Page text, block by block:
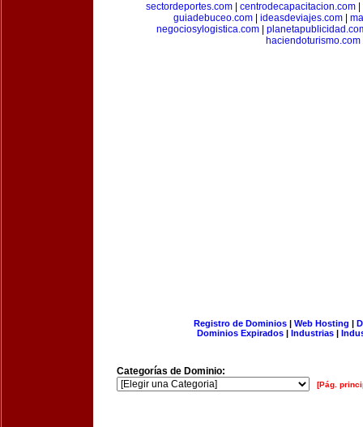
sectordeportes.com| centrodecapacitacion.com|
guiadebuceo.com
ideasdeviajes.com
negociosylogistica.com|
haciendoturismo.com
Registro de Dominios| Web Hosting |
Dominios Expirados | Industrias |
Categorías de Dominio:
[Pág.